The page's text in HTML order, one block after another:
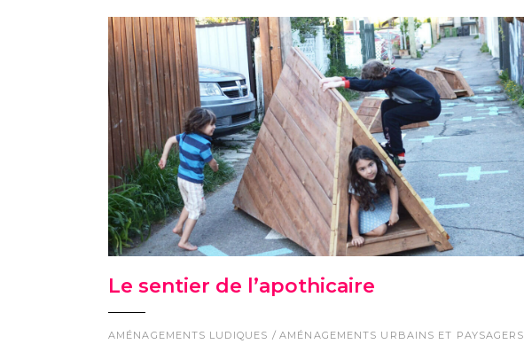
Le sentier de l’apothicaire
AMÉNAGEMENTS LUDIQUES
AMÉNAGEMENTS URBAINS ET PAYSAGERS